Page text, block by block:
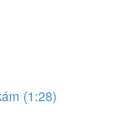
(1:28)